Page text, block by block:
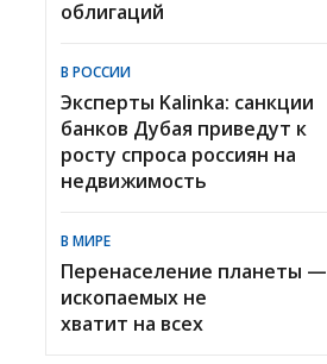
облигаций
В РОССИИ
Эксперты Kalinka: санкции
банков Дубая приведут к
росту спроса россиян на
недвижимость
В МИРЕ
Перенаселение планеты —
ископаемых не
хватит на всех